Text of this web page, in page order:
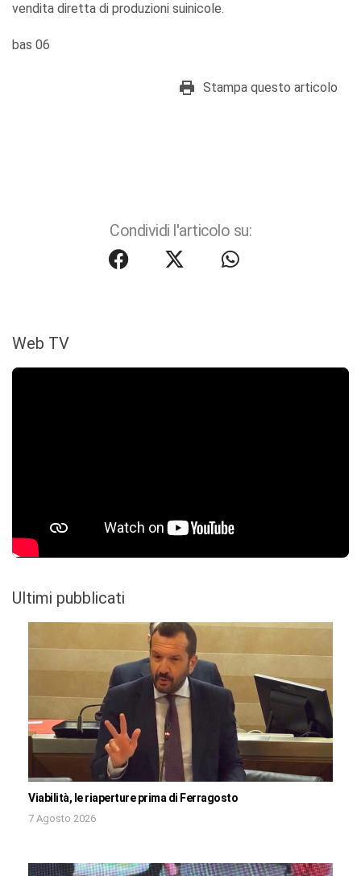
vendita diretta di produzioni suinicole.
bas 06
Stampa questo articolo
Condividi l'articolo su:
Web TV
Ultimi pubblicati
Viabilità, le riaperture prima di Ferragosto
7 Agosto 2026